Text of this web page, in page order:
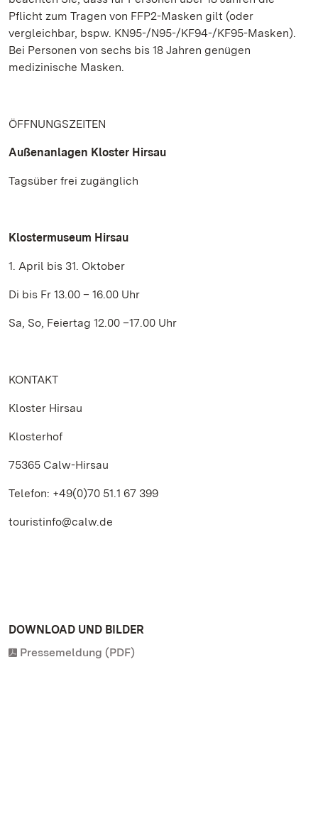
Pflicht zum Tragen von FFP2-Masken gilt (oder
vergleichbar, bspw. KN95-/N95-/KF94-/KF95-Masken).
Bei Personen von sechs bis 18 Jahren genügen
medizinische Masken.
ÖFFNUNGSZEITEN
Außenanlagen Kloster Hirsau
Tagsüber frei zugänglich
Klostermuseum Hirsau
1. April bis 31. Oktober
Di bis Fr 13.00 – 16.00 Uhr
Sa, So, Feiertag 12.00 –17.00 Uhr
KONTAKT
Kloster Hirsau
Klosterhof
75365 Calw-Hirsau
Telefon: +49(0)70 51.1 67 399
touristinfo@calw.de
DOWNLOAD UND BILDER
Pressemeldung (PDF)